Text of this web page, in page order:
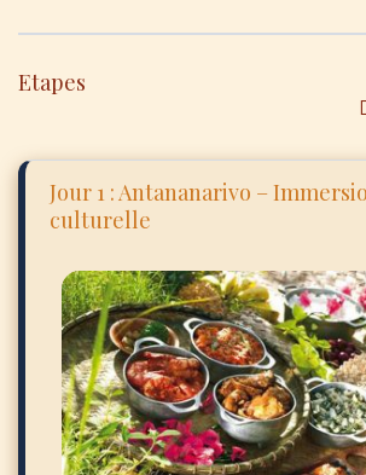
Etapes
Jour 1 : Antananarivo –
culturelle